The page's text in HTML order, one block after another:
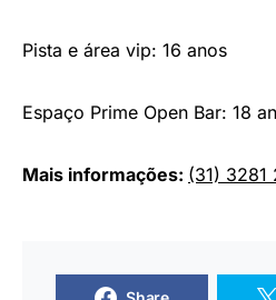
Pista e área vip: 16 anos
Espaço Prime Open Bar: 18
Mais informações: (31) 3281